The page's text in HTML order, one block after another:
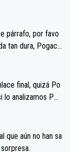
momentos tan
párrafo, por favo
tan dura, Pogaca
la forma en l
final, quizá Po
lo analizamos Poj
dándose la
de los típicos toqu
Ahí hubo una in
que aún no han sa
una sorpresa.